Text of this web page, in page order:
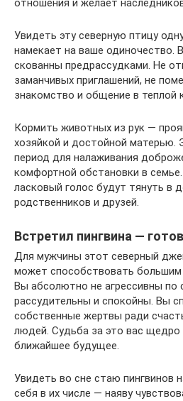
отношения и желает
Увидеть эту северную птицу
намекает на ваше одиночество.
скованны предрассудками. Не
заманчивых приглашений, не
знакомство и общение в теплой
Кормить животных из рук —
хозяйкой и достойной матерью.
период для налаживания
комфортной обстановки в
ласковый голос будут тянуть в
родственников и друзей.
Встретил пингвина —
Для мужчины этот северный
может способствовать
Вы абсолютно не агрессивны по
рассудительны и спокойны. Вы
собственные жертвы ради
людей. Судьба за это вас щедро
ближайшее будущее.
Увидеть во сне стаю пингвинов
себя в их числе — наяву